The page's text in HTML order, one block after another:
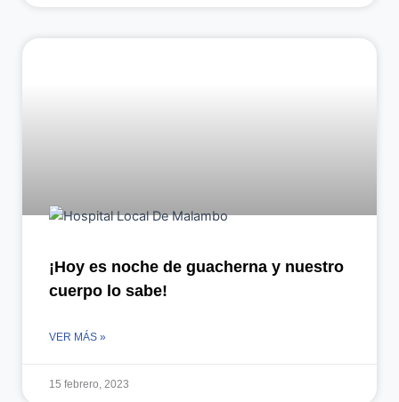
¡Hoy es noche de guacherna y nuestro
cuerpo lo sabe!
VER MÁS »
15 febrero, 2023